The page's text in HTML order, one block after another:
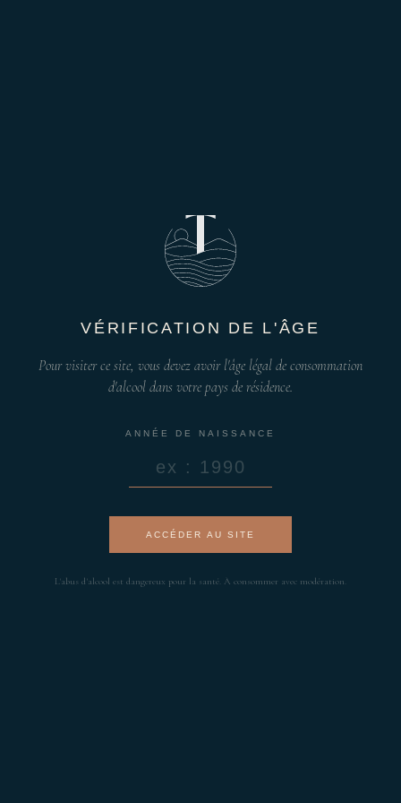
VÉRIFICATION DE L'ÂGE
Pour visiter ce site, vous devez avoir l'âge légal de consommation
d'alcool dans votre pays de résidence.
ANNÉE DE NAISSANCE
ACCÉDER AU SITE
L'abus d'alcool est dangereux pour la santé. À consommer avec modération.